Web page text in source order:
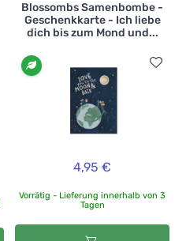
Blossombs Samenbombe -
Geschenkkarte - Ich liebe
dich bis zum Mond und...
4,95 €
Vorrätig - Lieferung innerhalb von 3
Tagen